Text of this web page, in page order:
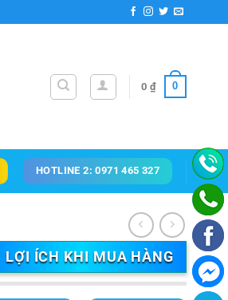
0 ₫ 0
HOTLINE 2: 0971 465 327
LỢI ÍCH KHI MUA HÀNG